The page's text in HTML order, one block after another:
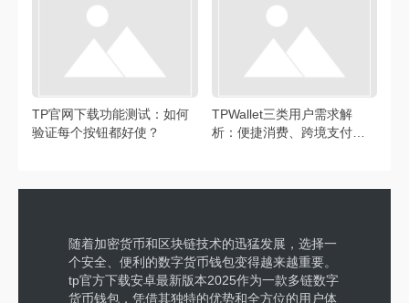
TP官网下载功能测试：如何
验证每个按钮都好使？
TPWallet三类用户需求解
析：便捷消费、跨境支付与
随着加密货币和区块链技术的迅猛发展，选择一
个安全、便利的数字货币钱包变得越来越重要。
tp官方下载安卓最新版本2025作为一款多链数字
货币钱包，凭借其独特的优势和全方位的用户体